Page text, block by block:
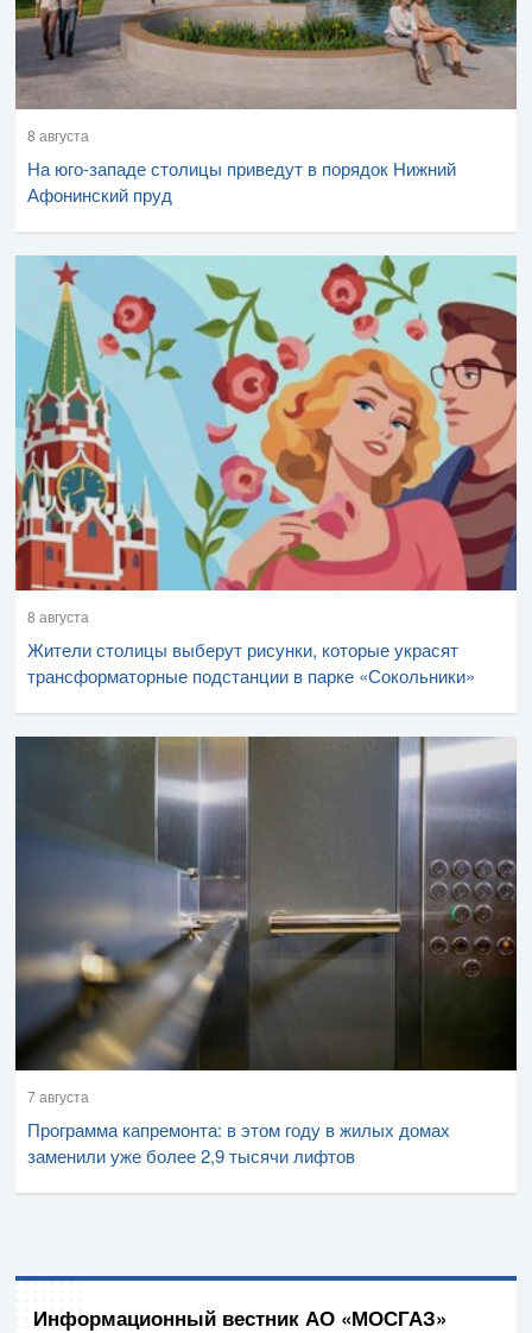
8 августа
На юго-западе столицы приведут в порядок Нижний
Афонинский пруд
8 августа
Жители столицы выберут рисунки, которые украсят
трансформаторные подстанции в парке «Сокольники»
7 августа
Программа капремонта: в этом году в жилых домах
заменили уже более 2,9 тысячи лифтов
Информационный вестник АО «МОСГАЗ»